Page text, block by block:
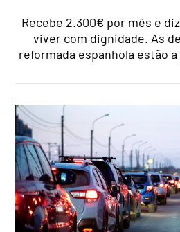
Recebe 2.300€ por mês e
viver com dignidade. As
reformada espanhola estão